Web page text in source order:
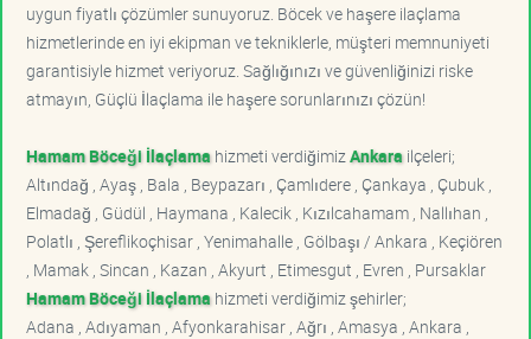
uygun fiyatlı çözümler sunuyoruz. Böcek ve haşere ilaçlama
hizmetlerinde en iyi ekipman ve tekniklerle, müşteri memnuniyeti
garantisiyle hizmet veriyoruz. Sağlığınızı ve güvenliğinizi riske
atmayın, Güçlü İlaçlama ile haşere sorunlarınızı çözün!
Hamam Böceği İlaçlama hizmeti verdiğimiz Ankara ilçeleri;
Altındağ , Ayaş , Bala , Beypazarı , Çamlıdere , Çankaya , Çubuk ,
Elmadağ , Güdül , Haymana , Kalecik , Kızılcahamam , Nallıhan ,
Polatlı , Şereflikoçhisar , Yenimahalle , Gölbaşı / Ankara , Keçiören
, Mamak , Sincan , Kazan , Akyurt , Etimesgut , Evren , Pursaklar
Hamam Böceği İlaçlama hizmeti verdiğimiz şehirler;
Adana , Adıyaman , Afyonkarahisar , Ağrı , Amasya , Ankara ,